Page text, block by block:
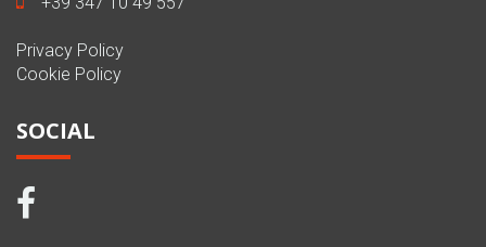
Privacy Policy
Cookie Policy
SOCIAL